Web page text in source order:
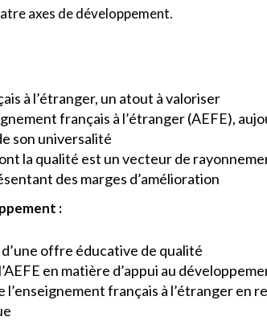
axes de développement.
à l’étranger, un atout à valoriser
français à l’étranger (AEFE),
son universalité
la qualité est un vecteur de
des marges d’amélioration
:
offre éducative de qualité
en matière d’appui au
l’enseignement français à l’étranger en